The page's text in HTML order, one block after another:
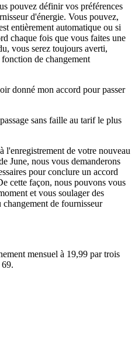
pouvez définir vos préférences
d'énergie. Vous pouvez,
entièrement automatique ou si
chaque fois que vous faites une
vous serez toujours averti,
de changement
donné mon accord pour passer
sans faille au tarif le plus
l'enregistrement de votre nouveau
June, nous vous demanderons
pour conclure un accord
cette façon, nous pouvons vous
et vous soulager des
de fournisseur
mensuel à 19,99 par trois